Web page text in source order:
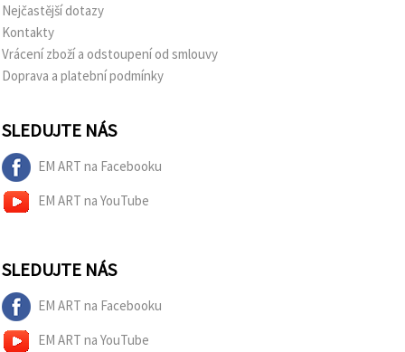
Nejčastější dotazy
Kontakty
Vrácení zboží a odstoupení od smlouvy
Doprava a platební podmínky
SLEDUJTE NÁS
EM ART na Facebooku
EM ART na YouTube
SLEDUJTE NÁS
EM ART na Facebooku
EM ART na YouTube